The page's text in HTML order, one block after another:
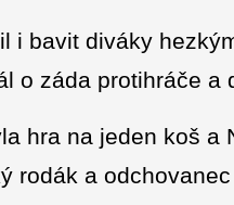
i bavit diváky
o záda protihráče a
hra na jeden koš a
rodák a